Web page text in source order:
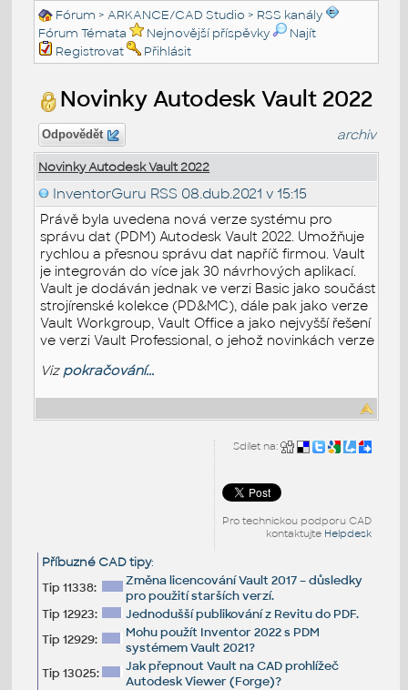
Fórum >ARKANCE/CAD Studio > RSS kanály
Fórum Témata
Nejnovější příspěvky
Najít
Registrovat
Přihlásit
Novinky Autodesk Vault 2022
Odpovědět archiv
Novinky Autodesk Vault 2022
InventorGuru RSS 08.dub.2021 v 15:15
Právě byla uvedena nová verze systému pro
správu dat (PDM) Autodesk Vault 2022. Umožňuje
rychlou a přesnou správu dat napříč firmou. Vault
je integrován do více jak 30 návrhových aplikací.
Vault je dodáván jednak ve verzi Basic jako součást
strojírenské kolekce (PD&MC), dále pak jako verze
Vault Workgroup, Vault Office a jako nejvyšší řešení
ve verzi Vault Professional, o jehož novinkách verze
Viz pokračování...
Sdílet na:
Pro technickou podporu CAD
kontaktujte Helpdesk
Příbuzné CAD tipy:
Tip 11338:
Změna licencování Vault 2017 – důsledky
pro použití starších verzí.
Tip 12923:
Jednodušší publikování z Revitu do PDF.
Tip 12929:
Mohu použít Inventor 2022 s PDM
systémem Vault 2021?
Tip 13025:
Jak přepnout Vault na CAD prohlížeč
Autodesk Viewer (Forge)?